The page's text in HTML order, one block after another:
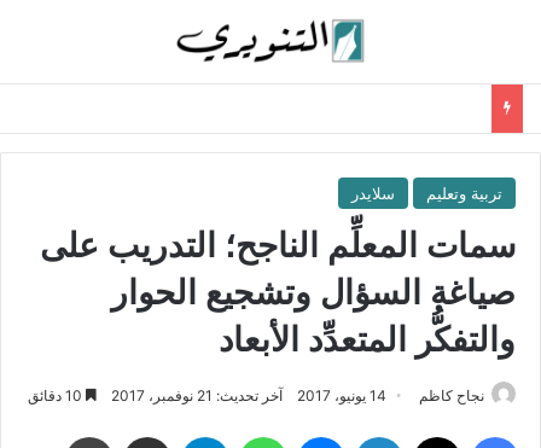
تربية وتعليم سلايدر
سمات المعلِّم الناجح؛ التدريب على
صياغة السؤال وتشجيع الحوار
والتفكُّر المتعدِّد الأبعاد
نجاح كاظم 14 يونيو، 2017 آخر تحديث: 21 نوفمبر، 2017